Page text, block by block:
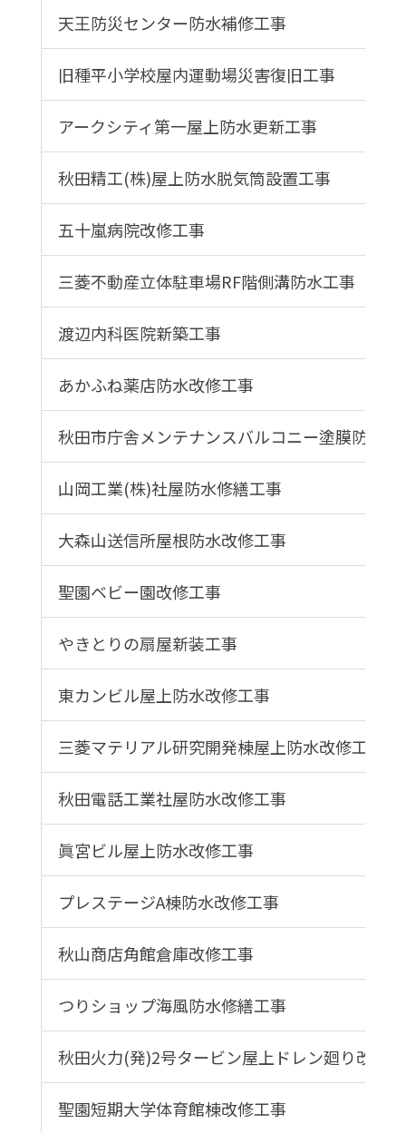
天王防災センター防水補修工事
旧種平小学校屋内運動場災害復旧工事
アークシティ第一屋上防水更新工事
秋田精工(株)屋上防水脱気筒設置工事
五十嵐病院改修工事
三菱不動産立体駐車場RF階側溝防水工事
渡辺内科医院新築工事
あかふね薬店防水改修工事
秋田市庁舎メンテナンスバルコニー塗膜防水改
山岡工業(株)社屋防水修繕工事
大森山送信所屋根防水改修工事
聖園ベビー園改修工事
やきとりの扇屋新装工事
東カンビル屋上防水改修工事
三菱マテリアル研究開発棟屋上防水改修工事
秋田電話工業社屋防水改修工事
眞宮ビル屋上防水改修工事
プレステージA棟防水改修工事
秋山商店角館倉庫改修工事
つりショップ海風防水修繕工事
秋田火力(発)2号タービン屋上ドレン廻り改修
聖園短期大学体育館棟改修工事